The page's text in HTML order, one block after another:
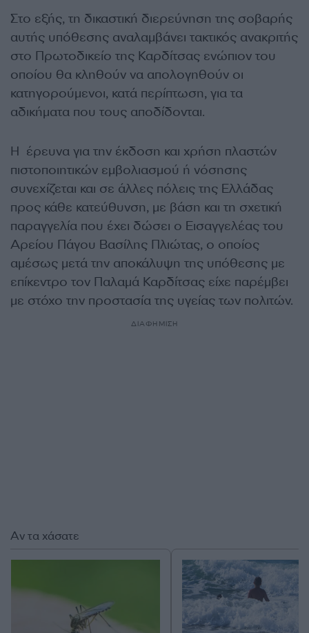
Στο εξής, τη δικαστική διερεύνηση της σοβαρής
αυτής υπόθεσης αναλαμβάνει τακτικός ανακριτής
στο Πρωτοδικείο της Καρδίτσας ενώπιον του
οποίου θα κληθούν να απολογηθούν οι
κατηγορούμενοι, κατά περίπτωση, για τα
αδικήματα που τους αποδίδονται.
Η έρευνα για την έκδοση και χρήση πλαστών
πιστοποιητικών εμβολιασμού ή νόσησης
συνεχίζεται και σε άλλες πόλεις της Ελλάδας
προς κάθε κατεύθυνση, με βάση και τη σχετική
παραγγελία που έχει δώσει ο Εισαγγελέας του
Αρείου Πάγου Βασίλης Πλιώτας, ο οποίος
αμέσως μετά την αποκάλυψη της υπόθεσης με
επίκεντρο τον Παλαμά Καρδίτσας είχε παρέμβει
με στόχο την προστασία της υγείας των πολιτών.
ΔΙΑΦΗΜΙΣΗ
Αν τα χάσατε